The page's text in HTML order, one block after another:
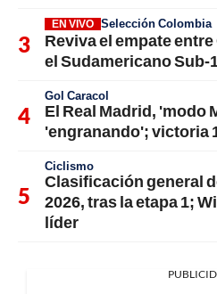
EN VIVO Selección Colombia
Reviva el empate
el Sudamericano Sub-
Gol Caracol
El Real Madrid, 'modo
'engranando'; victoria
Ciclismo
Clasificación general
2026, tras la etapa 1;
líder